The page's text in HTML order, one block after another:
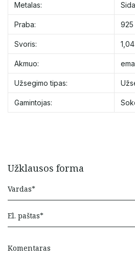
Metalas:
Praba: 925
Svoris: 1,04
Akmuo:
Užsegimo tipas:
Gamintojas:
Užklausos forma